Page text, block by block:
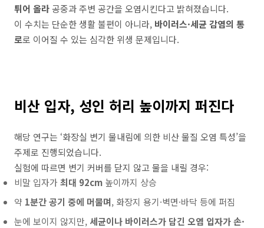
튀어 올라공중과주변 공간을 오염시킨다고 밝혀졌습니다.
이 수치는 단순한생활불편이 아니라, 바이러스·세균 감염의 통
로로 이어질 수 있는 심각한 위생 문제입니다.
비산 입자, 성인 허리 높이까지 퍼진다
해당 연구는 ‘화장실 변기 물내림에 의한 비산 물질 오염 특성’을
주제로 진행되었습니다.
실험에 따르면 변기 커버를 닫지 않고 물을 내릴 경우:
비말 입자가최대 92cm 높이까지 상승
약 1분간 공기 중에 머물며, 화장지 용기·벽면·바닥 등에 퍼짐
눈에 보이지 않지만, 세균이나 바이러스가 담긴 오염 입자가 손·